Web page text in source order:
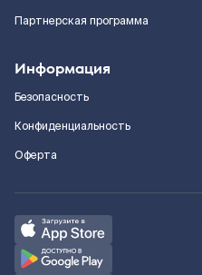
Партнерская программа
Информация
Безопасность
Конфиденциальность
Оферта